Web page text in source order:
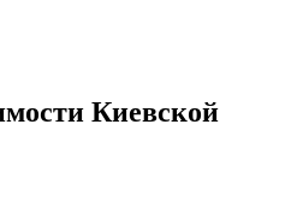
Киевской